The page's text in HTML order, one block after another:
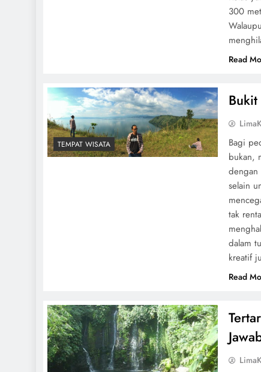
300
Read
TEMPAT WISATA
Bagi
bukan,
dengan
selain
tak
dalam
kreatif
Read